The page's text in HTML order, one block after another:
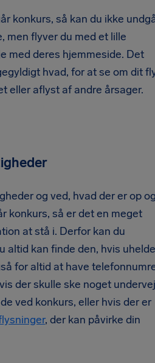
konkurs, så kan du ikke
men flyver du med et lille
med deres hjemmeside. Det
hvad, for at se om dit
eller aflyst af andre årsager.
og ved, hvad der er op
konkurs, så er det en meget
at stå i. Derfor kan du
altid kan finde den, hvis
for altid at have
der skulle ske noget
ved konkurs, eller hvis der er
, der kan påvirke din